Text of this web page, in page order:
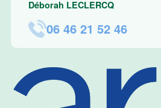
Déborah LECLERCQ
06 46 21 52 46